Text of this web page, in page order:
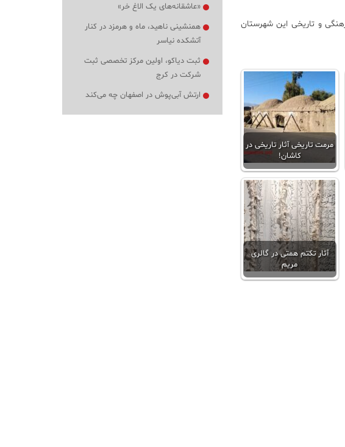
و تاریخی این شهرستان
مرمت تاریخی آثار تاریخی در
کاشان!
آثار تکتم همتی در گالری
مریم
«عاشقانه‌های یک الاغ خر»
همنشینی ناهید، ماه و هرمزد در کنار
آتشکده نیاسر
ثبت دیاکو، اولین مرکز تخصصی ثبت
شرکت در کرج
ارتش آبی‌پوش در اصفهان چه می‌کند